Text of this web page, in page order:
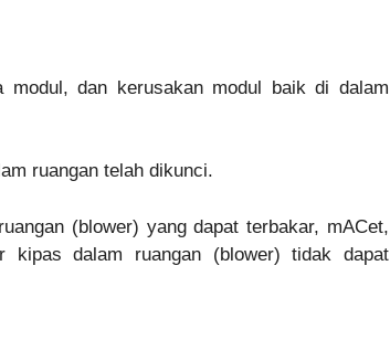
dan kerusakan modul baik di dalam
ruangan telah dikunci.
(blower) yang dapat terbakar, mACet,
kipas dalam ruangan (blower) tidak dapat